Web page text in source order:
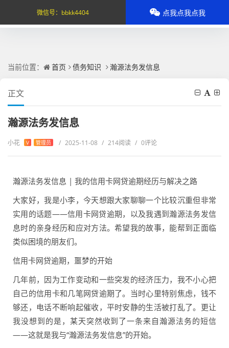
当前位置： 首页 债务知识 瀚源法务发信息
正文
瀚源法务发信息
小花 V 管理员 / 2025-11-08 / 214阅读 / 0评论
瀚源法务发信息 | 我的信用卡网贷逾期经历与解决之路
大家好，我是小李，今天想跟大家聊聊一个比较沉重但非常
实用的话题——信用卡网贷逾期，以及我遇到瀚源法务发信
息时的亲身经历和应对方法。希望我的故事，能帮到正面临
类似困境的朋友们。
信用卡网贷逾期，噩梦的开始
几年前，因为工作变动和一些突发的经济压力，我不小心把
自己的信用卡和几笔网贷逾期了。当时心里特别焦虑，钱不
够还，电话不断响起催收，平时安静的生活被打乱了。更让
我没想到的是，某天突然收到了一条来自瀚源法务的短信
——这就是我与“瀚源法务发信息”的开始。
微信号： bbkk4404 点我点我点我